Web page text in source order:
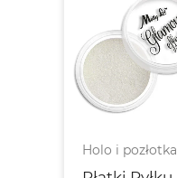
Holo i pozłotka